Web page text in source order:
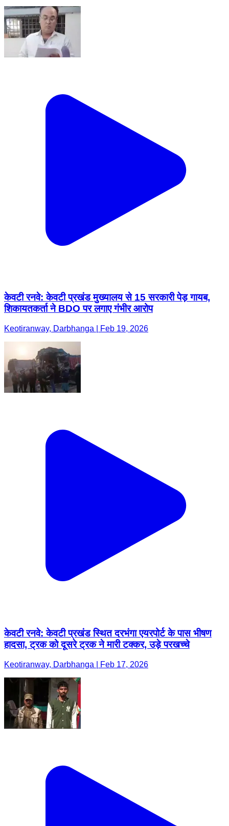
केवटी रनवे: केवटी प्रखंड मुख्यालय से 15 सरकारी पेड़ गायब,
शिकायतकर्ता ने BDO पर लगाए गंभीर आरोप
Keotiranway, Darbhanga | Feb 19, 2026
केवटी रनवे: केवटी प्रखंड स्थित दरभंगा एयरपोर्ट के पास भीषण
हादसा, ट्रक को दूसरे ट्रक ने मारी टक्कर, उड़े परखच्चे
Keotiranway, Darbhanga | Feb 17, 2026